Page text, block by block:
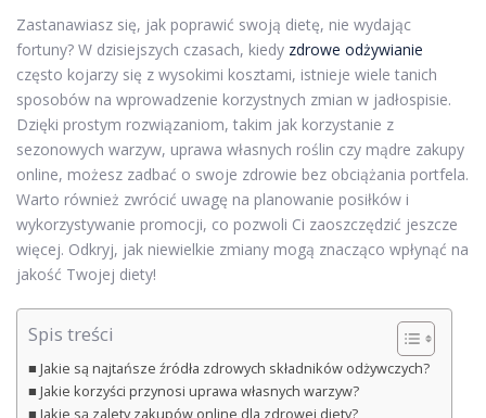
Zastanawiasz się, jak poprawić swoją dietę, nie wydając
fortuny? W dzisiejszych czasach, kiedy zdrowe odżywianie
często kojarzy się z wysokimi kosztami, istnieje wiele tanich
sposobów na wprowadzenie korzystnych zmian w jadłospisie.
Dzięki prostym rozwiązaniom, takim jak korzystanie z
sezonowych warzyw, uprawa własnych roślin czy mądre zakupy
online, możesz zadbać o swoje zdrowie bez obciążania portfela.
Warto również zwrócić uwagę na planowanie posiłków i
wykorzystywanie promocji, co pozwoli Ci zaoszczędzić jeszcze
więcej. Odkryj, jak niewielkie zmiany mogą znacząco wpłynąć na
jakość Twojej diety!
Spis treści
Jakie są najtańsze źródła zdrowych składników odżywczych?
Jakie korzyści przynosi uprawa własnych warzyw?
Jakie są zalety zakupów online dla zdrowej diety?